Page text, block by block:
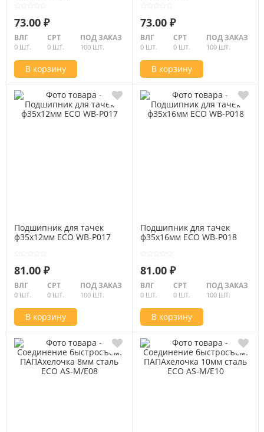
73.00 ₽
ВЛГ
0 ШТ.
СРТ
0 ШТ.
ПОД ЗАКАЗ
100 ШТ.
В корзину
73.00 ₽
ВЛГ
0 ШТ.
СРТ
0 ШТ.
ПОД ЗАКАЗ
100 ШТ.
В корзину
Подшипник для тачек
ф35x12мм ECO WB-P017
81.00 ₽
ВЛГ
0 ШТ.
СРТ
0 ШТ.
ПОД ЗАКАЗ
100 ШТ.
В корзину
Подшипник для тачек
ф35x16мм ECO WB-P018
81.00 ₽
ВЛГ
0 ШТ.
СРТ
0 ШТ.
ПОД ЗАКАЗ
100 ШТ.
В корзину